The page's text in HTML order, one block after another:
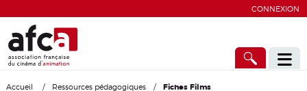
CONNEXION
Accueil / Ressources pédagogiques / Fiches Films